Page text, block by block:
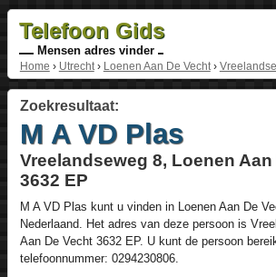
Telefoon Gids
Mensen adres vinder
Home › Utrecht› Loenen Aan De Vecht›
Zoekresultaat:
M A VD Plas
Vreelandseweg 8, Loenen Aan
3632 EP
M A VD Plas kunt u vinden in Loenen Aan De
Nederlaand. Het adres van deze persoon is
Aan De Vecht 3632 EP. U kunt de persoon
telefoonnummer: 0294230806.